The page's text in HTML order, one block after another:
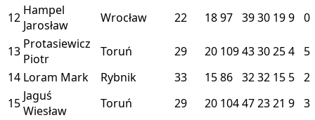
12 Hampel
Jarosław
Wrocław 22 1897 3930 199 0
13 Protasiewicz
Piotr
Toruń 29 20 1094330254
5
14 Loram Mark Rybnik 33 1586 3232 15 5 2
15 Jaguś
Wiesław
Toruń 29 20 104472321 9 3